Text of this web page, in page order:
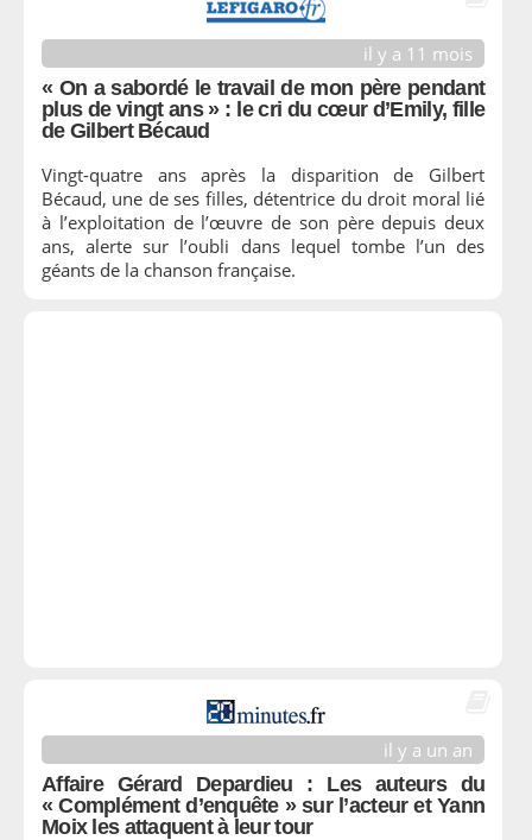
il y a 11 mois
« On a sabordé le travail de mon père pendant
plus de vingt ans » : le cri du cœur d’Emily, fille
de Gilbert Bécaud
Vingt-quatre ans après la disparition de Gilbert
Bécaud, une de ses filles, détentrice du droit moral lié
à l’exploitation de l’œuvre de son père depuis deux
ans, alerte sur l’oubli dans lequel tombe l’un des
géants de la chanson française.
il y a un an
Affaire Gérard Depardieu : Les auteurs du
« Complément d’enquête » sur l’acteur et Yann
Moix les attaquent à leur tour